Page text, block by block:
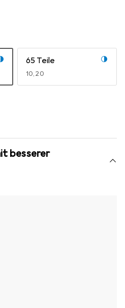
65 Teile
EUR
10,20
besserer